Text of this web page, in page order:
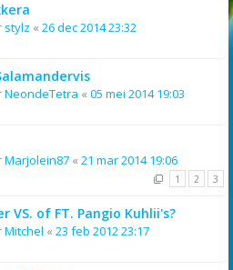
stylz « 26 dec 2014 23:32
NeondeTetra « 05 mei 2014 19:03
Marjolein87 « 21 mar 2014 19:06
1 2 3
VS. of FT. Pangio Kuhlii's?
Mitchel « 23 feb 2012 23:17